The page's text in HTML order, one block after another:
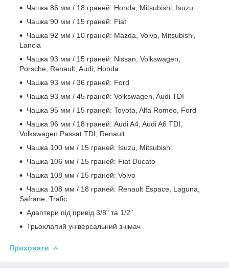
Чашка 86 мм / 18 граней: Honda, Mitsubishi, Isuzu
Чашка 90 мм / 15 граней: Fiat
Чашка 92 мм / 10 граней: Mazda, Volvo, Mitsubishi,
Lancia
Чашка 93 мм / 15 граней: Nissan, Volkswagen,
Porsche, Renault, Audi, Honda
Чашка 93 мм / 36 граней: Ford
Чашка 93 мм / 45 граней: Volkswagen, Audi TDI
Чашка 95 мм / 15 граней: Toyota, Alfa Romeo, Ford
Чашка 96 мм / 18 граней: Audi A4, Audi A6 TDI,
Volkswagen Passat TDI, Renault
Чашка 100 мм / 15 граней: Isuzu, Mitsubishi
Чашка 106 мм / 15 граней: Fiat Ducato
Чашка 108 мм / 15 граней: Volvo
Чашка 108 мм / 18 граней: Renault Espace, Laguna,
Safrane, Trafic
Адаптери під привід 3/8" та 1/2"
Трьохлапий універсальний знімач
Приховати